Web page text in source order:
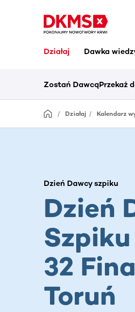
Działaj Dawka
Zostań DawcąPrzekaż
Działaj Kalendarz
Dzień Dawcy szpiku
Dzień
32
Toruń